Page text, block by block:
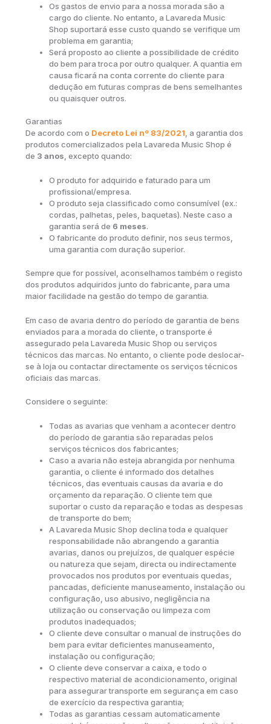
Os gastos de envio para a nossa morada são a
cargo do cliente. No entanto, a Lavareda Music
Shop suportará esse custo quando se verifique um
problema em garantia;
Será proposto ao cliente a possibilidade de crédito
do bem para troca por outro qualquer. A quantia em
causa ficará na conta corrente do cliente para
dedução em futuras compras de bens semelhantes
ou quaisquer outros.
Garantias
De acordo com o Decreto Lei nº 83/2021, a garantia dos
produtos comercializados pela Lavareda Music Shop é
de 3 anos, excepto quando:
O produto for adquirido e faturado para um
profissional/empresa.
O produto seja classificado como consumível (ex.:
cordas, palhetas, peles, baquetas). Neste caso a
garantia será de 6 meses.
O fabricante do produto definir, nos seus termos,
uma garantia com duração superior.
Sempre que for possível, aconselhamos também o registo
dos produtos adquiridos junto do fabricante, para uma
maior facilidade na gestão do tempo de garantia.
Em caso de avaria dentro do período de garantia de bens
enviados para a morada do cliente, o transporte é
assegurado pela Lavareda Music Shop ou serviços
técnicos das marcas. No entanto, o cliente pode deslocar-
se à loja ou contactar directamente os serviços técnicos
oficiais das marcas.
Considere o seguinte:
Todas as avarias que venham a acontecer dentro
do período de garantia são reparadas pelos
serviços técnicos dos fabricantes;
Caso a avaria não esteja abrangida por nenhuma
garantia, o cliente é informado dos detalhes
técnicos, das eventuais causas da avaria e do
orçamento da reparação. O cliente tem que
suportar o custo da reparação e todas as despesas
de transporte do bem;
A Lavareda Music Shop declina toda e qualquer
responsabilidade não abrangendo a garantia
avarias, danos ou prejuízos, de qualquer espécie
ou natureza que sejam, directa ou indirectamente
provocados nos produtos por eventuais quedas,
pancadas, deficiente manuseamento, instalação ou
configuração, uso abusivo, negligência na
utilização ou conservação ou limpeza com
produtos inadequados;
O cliente deve consultar o manual de instruções do
bem para evitar deficientes manuseamento,
instalação ou configuração;
O cliente deve conservar a caixa, e todo o
respectivo material de acondicionamento, original
para assegurar transporte em segurança em caso
de exercício da respectiva garantia;
Todas as garantias cessam automaticamente